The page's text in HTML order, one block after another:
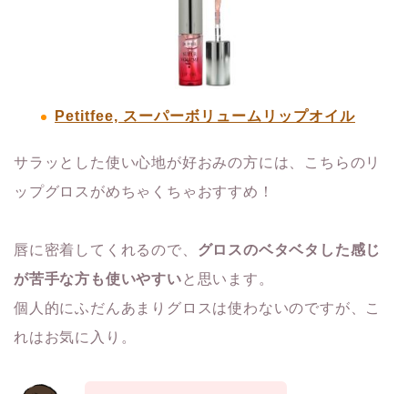
Petitfee, スーパーボリュームリップオイル
サラッとした使い心地が好おみの方には、こちらのリ
ップグロスがめちゃくちゃおすすめ！
唇に密着してくれるので、 グロスのベタベタした感じ
が苦手な方も使いやすい と思います。
個人的にふだんあまりグロスは使わないのですが、こ
れはお気に入り。